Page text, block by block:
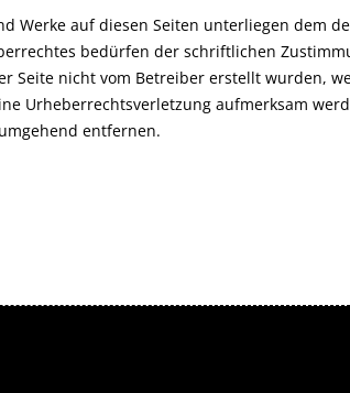
Werke auf diesen Seiten unterliegen dem
bedürfen der schriftlichen
Seite nicht vom Betreiber erstellt wurden,
Urheberrechtsverletzung aufmerksam
entfernen.